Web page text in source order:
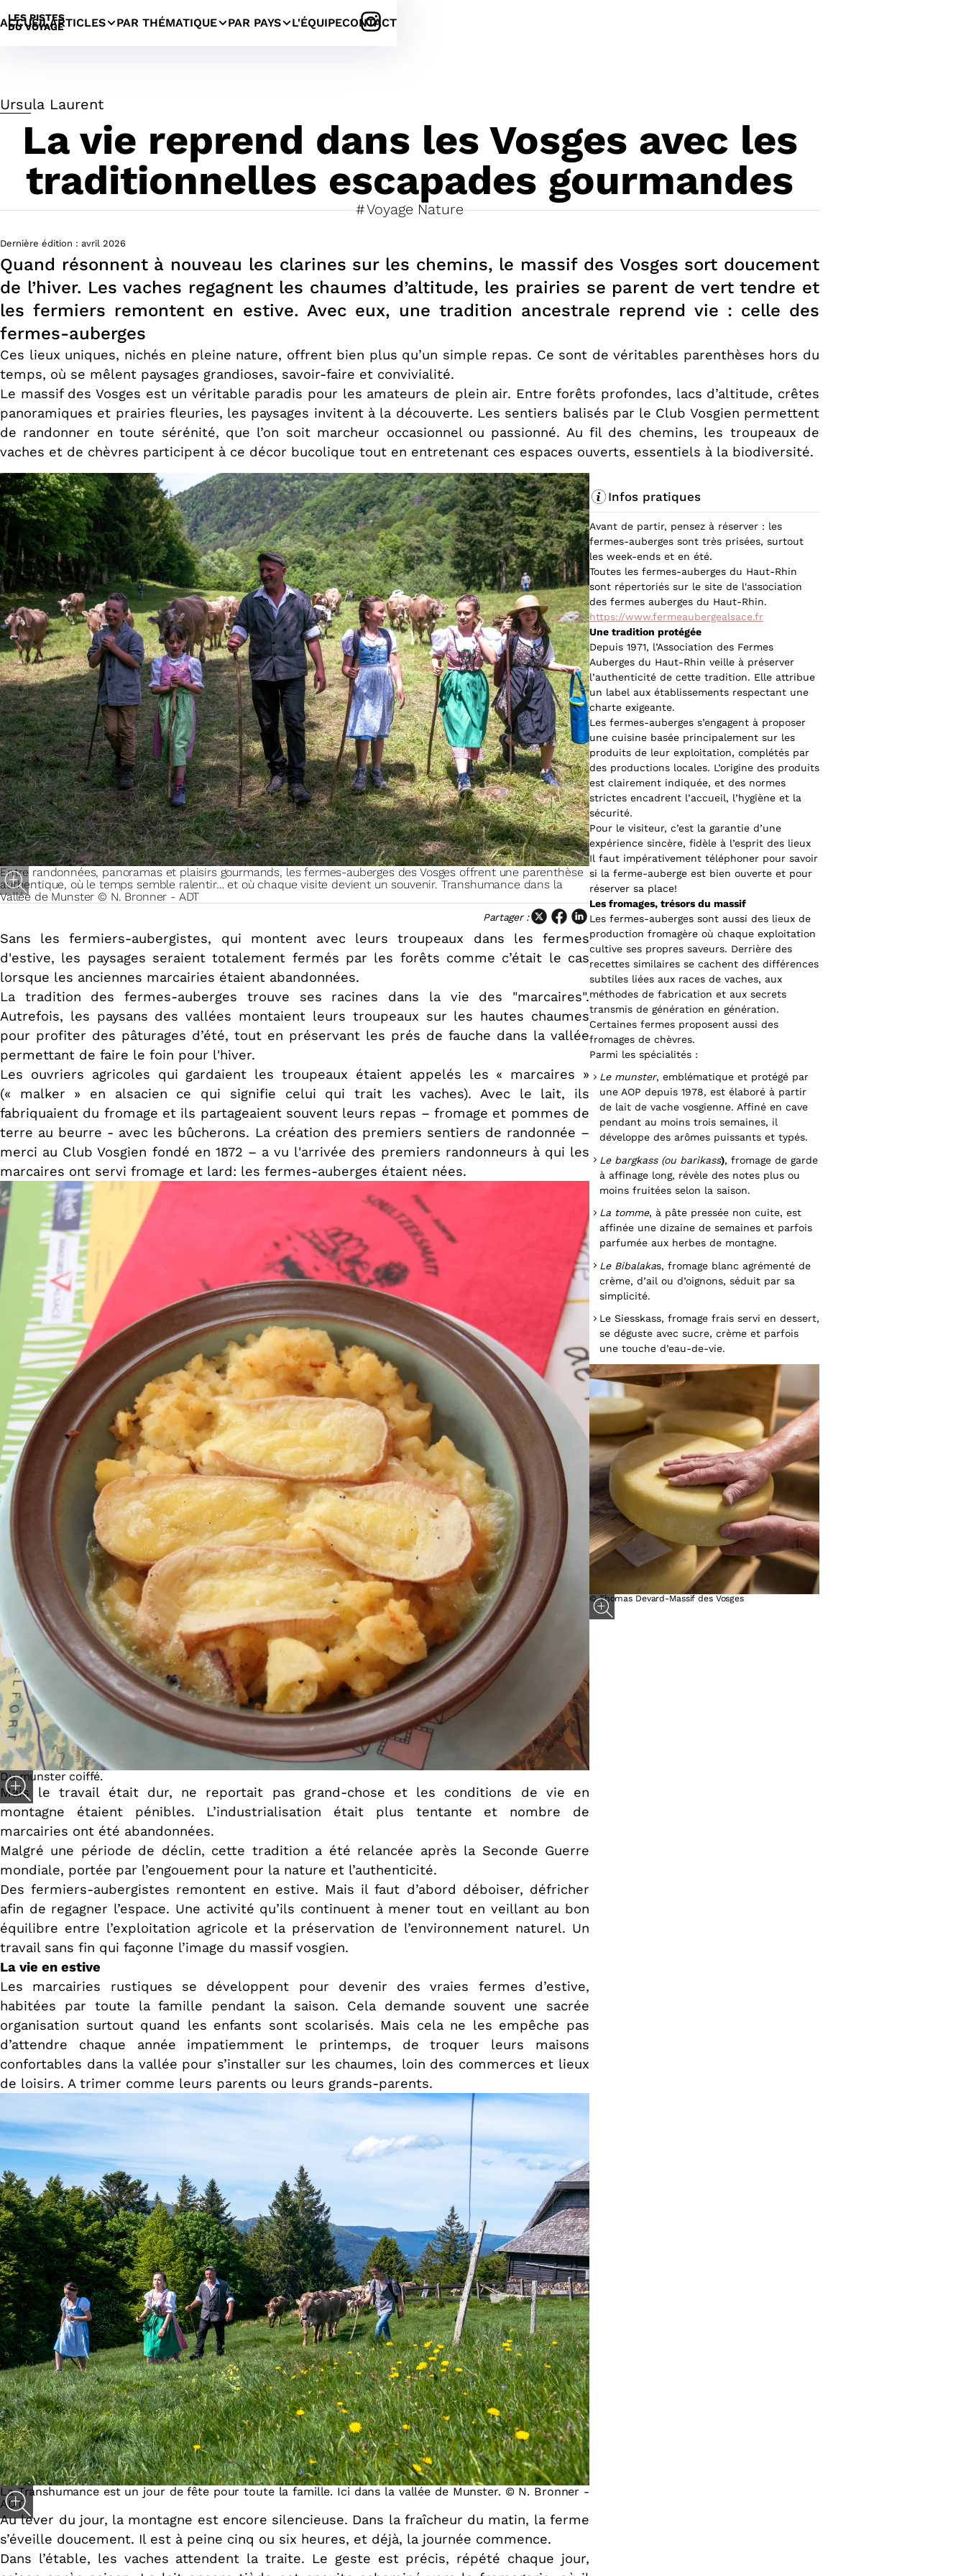
LES PISTES
DU VOYAGE
ACCUEILARTICLES PAR THÉMATIQUE PAR PAYS L'ÉQUIPECONTACT
Ursula Laurent
La vie reprend dans les Vosges avec les
traditionnelles escapades gourmandes
Voyage Nature
Dernière édition : avril 2026
Quand résonnent à nouveau les clarines sur les chemins, le massif des Vosges sort doucement
de l’hiver. Les vaches regagnent les chaumes d’altitude, les prairies se parent de vert tendre et
les fermiers remontent en estive. Avec eux, une tradition ancestrale reprend vie : celle des
fermes-auberges
Ces lieux uniques, nichés en pleine nature, offrent bien plus qu’un simple repas. Ce sont de véritables parenthèses hors du
temps, où se mêlent paysages grandioses, savoir-faire et convivialité.
Le massif des Vosges est un véritable paradis pour les amateurs de plein air. Entre forêts profondes, lacs d’altitude, crêtes
panoramiques et prairies fleuries, les paysages invitent à la découverte. Les sentiers balisés par le Club Vosgien permettent
de randonner en toute sérénité, que l’on soit marcheur occasionnel ou passionné. Au fil des chemins, les troupeaux de
vaches et de chèvres participent à ce décor bucolique tout en entretenant ces espaces ouverts, essentiels à la biodiversité.
Entre randonnées, panoramas et plaisirs gourmands, les fermes-auberges des Vosges offrent une parenthèse
authentique, où le temps semble ralentir… et où chaque visite devient un souvenir. Transhumance dans la
Vallée de Munster © N. Bronner - ADT
Partager :
Sans les fermiers-aubergistes, qui montent avec leurs troupeaux dans les fermes
d'estive, les paysages seraient totalement fermés par les forêts comme c’était le cas
lorsque les anciennes marcairies étaient abandonnées.
La tradition des fermes-auberges trouve ses racines dans la vie des "marcaires".
Autrefois, les paysans des vallées montaient leurs troupeaux sur les hautes chaumes
pour profiter des pâturages d’été, tout en préservant les prés de fauche dans la vallée
permettant de faire le foin pour l'hiver.
Les ouvriers agricoles qui gardaient les troupeaux étaient appelés les « marcaires »
(« malker » en alsacien ce qui signifie celui qui trait les vaches). Avec le lait, ils
fabriquaient du fromage et ils partageaient souvent leurs repas – fromage et pommes de
terre au beurre - avec les bûcherons. La création des premiers sentiers de randonnée –
merci au Club Vosgien fondé en 1872 – a vu l'arrivée des premiers randonneurs à qui les
marcaires ont servi fromage et lard: les fermes-auberges étaient nées.
Du munster coiffé.
Mais le travail était dur, ne reportait pas grand-chose et les conditions de vie en
montagne étaient pénibles. L’industrialisation était plus tentante et nombre de
marcairies ont été abandonnées.
Malgré une période de déclin, cette tradition a été relancée après la Seconde Guerre
mondiale, portée par l’engouement pour la nature et l’authenticité.
Des fermiers-aubergistes remontent en estive. Mais il faut d’abord déboiser, défricher
afin de regagner l’espace. Une activité qu’ils continuent à mener tout en veillant au bon
équilibre entre l’exploitation agricole et la préservation de l’environnement naturel. Un
travail sans fin qui façonne l’image du massif vosgien.
La vie en estive
Les marcairies rustiques se développent pour devenir des vraies fermes d’estive,
habitées par toute la famille pendant la saison. Cela demande souvent une sacrée
organisation surtout quand les enfants sont scolarisés. Mais cela ne les empêche pas
d’attendre chaque année impatiemment le printemps, de troquer leurs maisons
confortables dans la vallée pour s’installer sur les chaumes, loin des commerces et lieux
de loisirs. A trimer comme leurs parents ou leurs grands-parents.
La Transhumance est un jour de fête pour toute la famille. Ici dans la vallée de Munster. © N. Bronner -
ADT
Au lever du jour, la montagne est encore silencieuse. Dans la fraîcheur du matin, la ferme
s’éveille doucement. Il est à peine cinq ou six heures, et déjà, la journée commence.
Dans l’étable, les vaches attendent la traite. Le geste est précis, répété chaque jour,
Infos pratiques
Avant de partir, pensez à réserver : les
fermes-auberges sont très prisées, surtout
les week-ends et en été.
Toutes les fermes-auberges du Haut-Rhin
sont répertoriés sur le site de l'association
des fermes auberges du Haut-Rhin.
https://www.fermeaubergealsace.fr
Une tradition protégée
Depuis 1971, l’Association des Fermes
Auberges du Haut-Rhin veille à préserver
l’authenticité de cette tradition. Elle attribue
un label aux établissements respectant une
charte exigeante.
Les fermes-auberges s’engagent à proposer
une cuisine basée principalement sur les
produits de leur exploitation, complétés par
des productions locales. L’origine des produits
est clairement indiquée, et des normes
strictes encadrent l’accueil, l’hygiène et la
sécurité.
Pour le visiteur, c’est la garantie d’une
expérience sincère, fidèle à l’esprit des lieux
Il faut impérativement téléphoner pour savoir
si la ferme-auberge est bien ouverte et pour
réserver sa place!
Les fromages, trésors du massif
Les fermes-auberges sont aussi des lieux de
production fromagère où chaque exploitation
cultive ses propres saveurs. Derrière des
recettes similaires se cachent des différences
subtiles liées aux races de vaches, aux
méthodes de fabrication et aux secrets
transmis de génération en génération.
Certaines fermes proposent aussi des
fromages de chèvres.
Parmi les spécialités :
Le munster, emblématique et protégé par
une AOP depuis 1978, est élaboré à partir
de lait de vache vosgienne. Affiné en cave
pendant au moins trois semaines, il
développe des arômes puissants et typés.
Le bargkass (ou barikass), fromage de garde
à affinage long, révèle des notes plus ou
moins fruitées selon la saison.
La tomme, à pâte pressée non cuite, est
affinée une dizaine de semaines et parfois
parfumée aux herbes de montagne.
Le Bibalakas, fromage blanc agrémenté de
crème, d’ail ou d’oignons, séduit par sa
simplicité.
Le Siesskass, fromage frais servi en dessert,
se déguste avec sucre, crème et parfois
une touche d’eau-de-vie.
© Thomas Devard-Massif des Vosges